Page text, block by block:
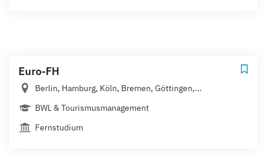
Euro-FH
Berlin, Hamburg, Köln, Bremen, Göttingen,...
BWL & Tourismusmanagement
Fernstudium